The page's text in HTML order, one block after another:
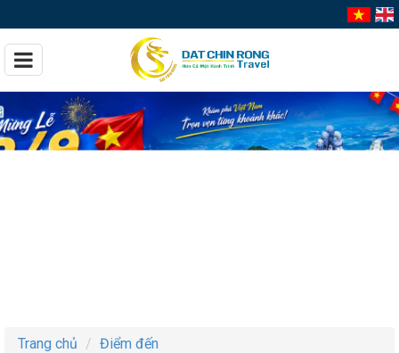
Trang chủ
Điểm đến